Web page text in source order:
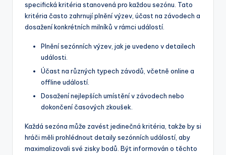
specifická kritéria stanovená pro každou sezónu. Tato
kritéria často zahrnují plnění výzev, účast na závodech a
dosažení konkrétních milníků v rámci událostí.
Plnění sezónních výzev, jak je uvedeno v detailech
události.
Účast na různých typech závodů, včetně online a
offline událostí.
Dosažení nejlepších umístění v závodech nebo
dokončení časových zkoušek.
Každá sezóna může zavést jedinečná kritéria, takže by si
hráči měli prohlédnout detaily sezónních událostí, aby
maximalizovali své zisky bodů. Být informován o těchto